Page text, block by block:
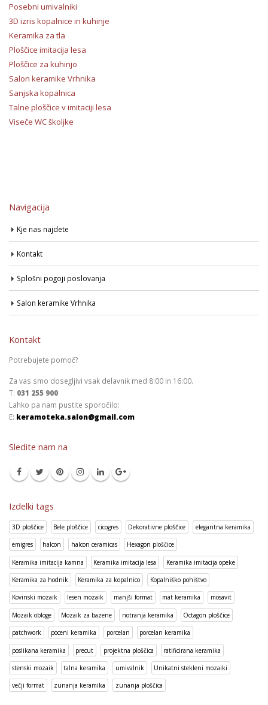
Posebni umivalniki
3D izris kopalnice in kuhinje
Keramika za tla
Ploščice imitacija lesa
Ploščice za kuhinjo
Salon keramike Vrhnika
Sanjska kopalnica
Talne ploščice v imitaciji lesa
Viseče WC školjke
Navigacija
Kje nas najdete
Kontakt
Splošni pogoji poslovanja
Salon keramike Vrhnika
Kontakt
Potrebujete pomoč?
Za vas smo dosegljivi vsak delavnik med 8:00 in 16:00.
T: 031 255 900
Lahko pa nam pustite sporočilo:
E: keramoteka.salon@gmail.com
Sledite nam na
Izdelki tags
3D ploščice Bele ploščice cicogres Dekorativne ploščice elegantna keramika
emigres halcon halcon ceramicas Hexagon ploščice
Keramika imitacija kamna Keramika imitacija lesa Keramika imitacija opeke
Keramika za hodnik Keramika za kopalnico Kopalniško pohištvo
Kovinski mozaik lesen mozaik manjši format mat keramika mosavit
Mozaik obloge Mozaik za bazene notranja keramika Octagon ploščice
patchwork poceni keramika porcelan porcelan keramika
poslikana keramika precut projektna ploščica ratificirana keramika
stenski mozaik talna keramika umivalnik Unikatni stekleni mozaiki
večji format zunanja keramika zunanja ploščica